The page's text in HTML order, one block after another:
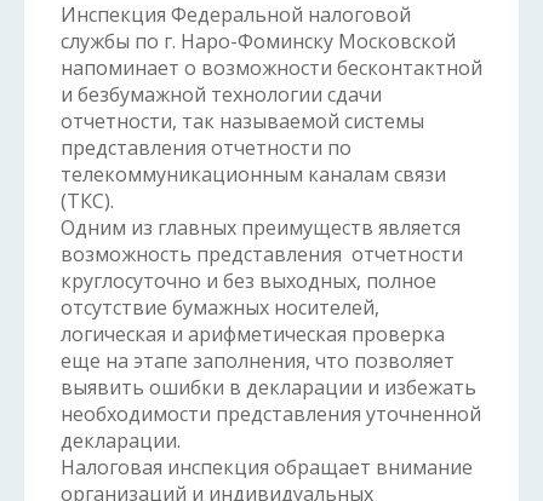
Инспекция Федеральной налоговой
службы по г. Наро-Фоминску Московской
напоминает о возможности бесконтактной
и безбумажной технологии сдачи
отчетности, так называемой системы
представления отчетности по
телекоммуникационным каналам связи
(ТКС).
Одним из главных преимуществ является
возможность представления отчетности
круглосуточно и без выходных, полное
отсутствие бумажных носителей,
логическая и арифметическая проверка
еще на этапе заполнения, что позволяет
выявить ошибки в декларации и избежать
необходимости представления уточненной
декларации.
Налоговая инспекция обращает внимание
организаций и индивидуальных